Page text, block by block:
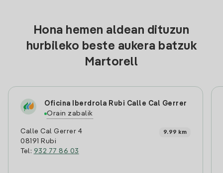
Hona hemen aldean dituzun
hurbileko beste aukera batzuk
Martorell
Oficina Iberdrola Rubi Calle Cal Gerrer
Orain zabalik
Calle Cal Gerrer 4
08191 Rubi
Tel: 932 77 86 03
9.99 km